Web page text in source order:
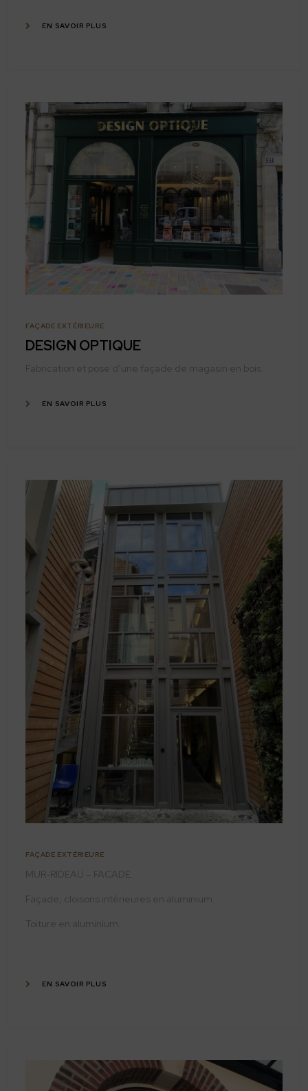
EN SAVOIR PLUS
FAÇADE EXTÉRIEURE
DESIGN OPTIQUE
Fabrication et pose d’une façade de magasin en bois.
EN SAVOIR PLUS
FAÇADE EXTÉRIEURE
MUR-RIDEAU – FACADE.
Façade, cloisons intérieures en aluminium.
Toiture en aluminium.
EN SAVOIR PLUS